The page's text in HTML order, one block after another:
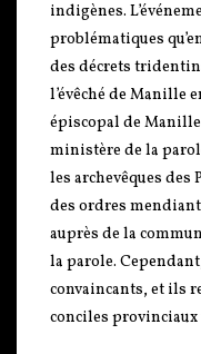
indigènes.
problématiques
des décrets
l’évêché de Manille
épiscopal de
ministère de la
les archevêques
des ordres
auprès de la
la parole.
convaincants, et ils
conciles provinciaux